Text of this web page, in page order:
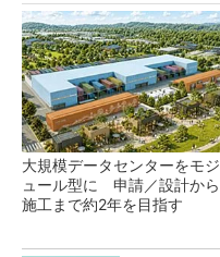
大規模データセンターをモジ
ュール型に 申請／設計から
施工まで約2年を目指す